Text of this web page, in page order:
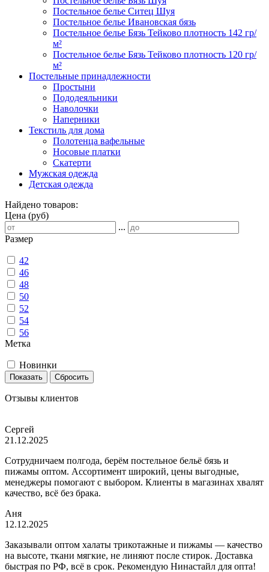
Постельное белье Ситец Шуя
Постельное белье Ивановская бязь
Постельное белье Бязь Тейково плотность 142 гр/
м²
Постельное белье Бязь Тейково плотность 120 гр/
м²
Постельные принадлежности
Простыни
Пододеяльники
Наволочки
Наперники
Текстиль для дома
Полотенца вафельные
Носовые платки
Скатерти
Мужская одежда
Детская одежда
Найдено товаров:
Цена (руб)
...
Размер
42
46
48
50
52
54
56
Метка
Новинки
Показать Сбросить
Отзывы клиентов
Сергей
21.12.2025
Сотрудничаем полгода, берём постельное бельё бязь и
пижамы оптом. Ассортимент широкий, цены выгодные,
менеджеры помогают с выбором. Клиенты в магазинах хвалят
качество, всё без брака.
Аня
12.12.2025
Заказывали оптом халаты трикотажные и пижамы — качество
на высоте, ткани мягкие, не линяют после стирок. Доставка
быстрая по РФ, всё в срок. Рекомендую Нинастайл для опта!